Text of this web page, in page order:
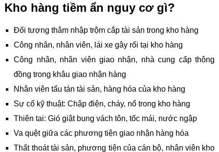
Kho hàng tiềm ẩn nguy cơ gì?
Đối tượng thâm nhập trộm cắp tài sản trong kho hàng
Công nhân, nhân viên, lái xe gây rối tại kho hàng
Công nhân, nhân viên giao nhận, nhà cung cấp thông
đồng trong khâu giao nhận hàng
Nhân viên tẩu tán tài sản, hàng hóa của kho hàng
Sự cố kỹ thuật: Chập điện, cháy, nổ trong kho hàng
Thiên tai: Gió giật bung vách tôn, tốc mái, nước ngập
Va quệt giữa các phương tiện giao nhận hàng hóa
Thất thoát tài sản, phương tiện của cán bộ, nhân viên kho